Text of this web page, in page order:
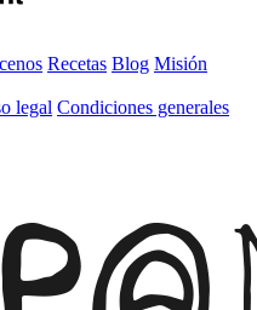
Recetas Blog Misión
legal Condiciones generales